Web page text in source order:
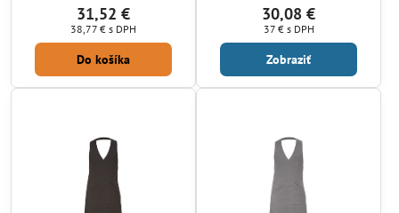
31,52 €
38,77 € s DPH
Do košíka
30,08 €
37 € s DPH
Zobraziť